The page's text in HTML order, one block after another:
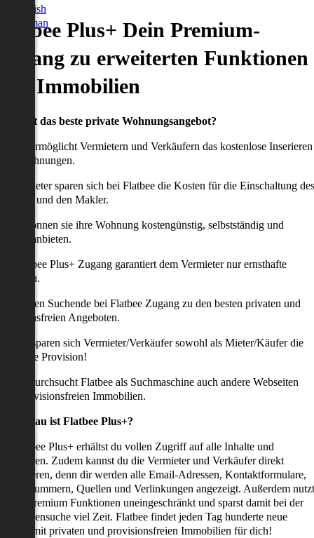
English
German
Plus+ Dein Premium-
zu erweiterten Funktionen
Immobilien
willst das beste private Wohnungsangebot?
ermöglicht Vermietern und Verkäufern das kostenlose Inserieren
Wohnungen.
Anbieter sparen sich bei Flatbee die Kosten für die Einschaltung des
und den Makler.
können sie ihre Wohnung kostengünstig, selbstständig und
anbieten.
Flatbee Plus+ Zugang garantiert dem Vermieter nur ernsthafte
erhalten Suchende bei Flatbee Zugang zu den besten privaten und
Angeboten.
uns sparen sich Vermieter/Verkäufer sowohl als Mieter/Käufer die
Provision!
durchsucht Flatbee als Suchmaschine auch andere Webseiten
provisionsfreien Immobilien.
genau ist Flatbee Plus+?
Flatbee Plus+ erhältst du vollen Zugriff auf alle Inhalte und
Zudem kannst du die Vermieter und Verkäufer direkt
denn dir werden alle Email-Adressen, Kontaktformulare,
Quellen und Verlinkungen angezeigt. Außerdem nutzt
alle Premium Funktionen uneingeschränkt und sparst damit bei der
viel Zeit. Flatbee findet jeden Tag hunderte neue
mit privaten und provisionsfreien Immobilien für dich!